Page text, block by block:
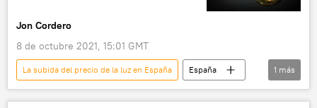
Jon Cordero
8 de octubre 2021, 15:01 GMT
La subida del precio de la luz en España
España
electricidad
1 más